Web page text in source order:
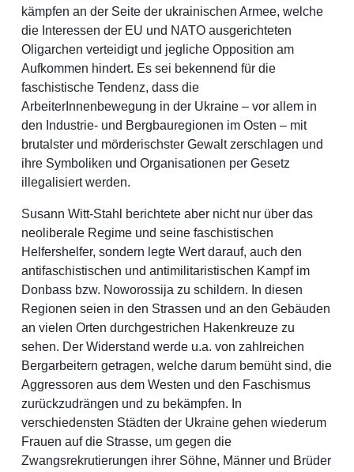
kämpfen an der Seite der ukrainischen Armee, welche
die Interessen der EU und NATO ausgerichteten
Oligarchen verteidigt und jegliche Opposition am
Aufkommen hindert. Es sei bekennend für die
faschistische Tendenz, dass die
ArbeiterInnenbewegung in der Ukraine – vor allem in
den Industrie- und Bergbauregionen im Osten – mit
brutalster und mörderischster Gewalt zerschlagen und
ihre Symboliken und Organisationen per Gesetz
illegalisiert werden.
Susann Witt-Stahl berichtete aber nicht nur über das
neoliberale Regime und seine faschistischen
Helfershelfer, sondern legte Wert darauf, auch den
antifaschistischen und antimilitaristischen Kampf im
Donbass bzw. Noworossija zu schildern. In diesen
Regionen seien in den Strassen und an den Gebäuden
an vielen Orten durchgestrichen Hakenkreuze zu
sehen. Der Widerstand werde u.a. von zahlreichen
Bergarbeitern getragen, welche darum bemüht sind, die
Aggressoren aus dem Westen und den Faschismus
zurückzudrängen und zu bekämpfen. In
verschiedensten Städten der Ukraine gehen wiederum
Frauen auf die Strasse, um gegen die
Zwangsrekrutierungen ihrer Söhne, Männer und Brüder